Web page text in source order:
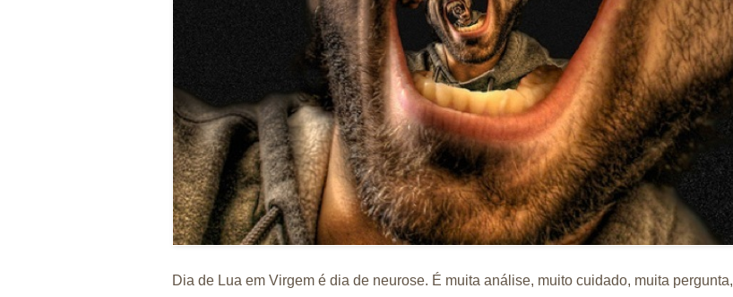
Dia de Lua em Virgem é dia de neurose. É muita análise, muito cuidado, muita pergunta,